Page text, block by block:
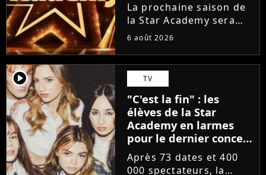
La prochaine saison de
la Star Academy sera
incarnée par une
professeurs après les
départs annoncés de
Michael Goldman, Lucie
Bernardoni et Marlène
Schaff. La...
6 août 2026
player2 TV
"C'est la fin" : les
élèves de la Star
Academy en larmes
pour le dernier concert
de la tournée
Après 73 dates et 400
000 spectateurs, la